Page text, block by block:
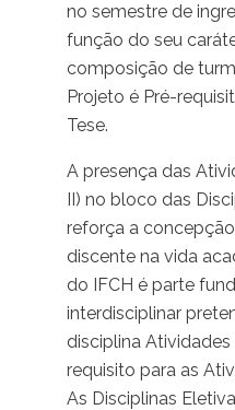
no semestre de
função do seu
composição de
Projeto é Pré-
Tese.
A presença das
II) no bloco das
reforça a
discente na vida
do IFCH é parte
interdisciplinar
disciplina
requisito para as
As Disciplinas